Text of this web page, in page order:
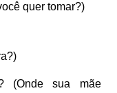
quer tomar?)
(Onde sua mãe